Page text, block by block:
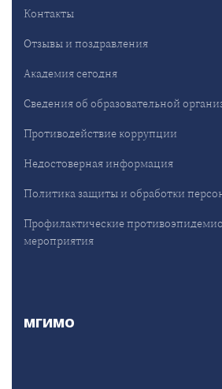
Контакты
Отзывы и поздравления
Академия сегодня
Сведения об образовательной
Противодействие коррупции
Недостоверная информация
Политика защиты и обработки
Профилактические
мероприятия
МГИМО